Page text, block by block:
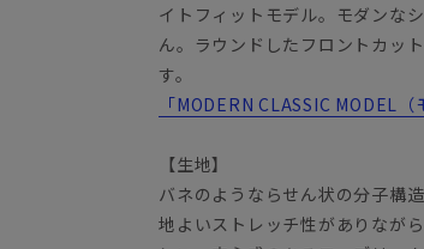
イトフィットモデル。モダンな
ん。ラウンドしたフロントカッ
す。
「MODERN CLASSIC MODEL
【生地】
バネのようならせん状の分子構
地よいストレッチ性がありなが